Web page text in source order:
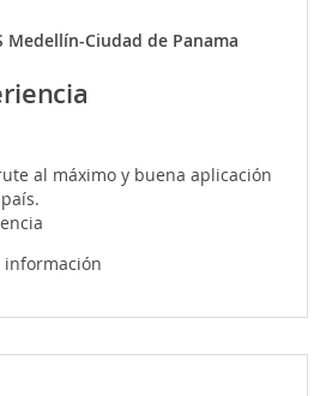
Medellín-Ciudad de Panama
al máximo y buena aplicación
información